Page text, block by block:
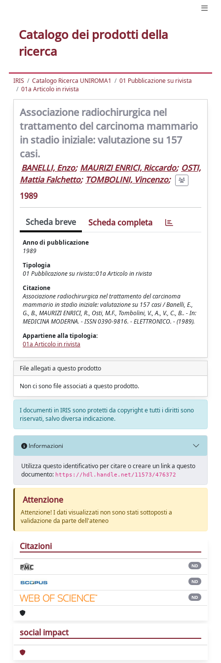
Catalogo dei prodotti della
ricerca
IRIS Catalogo Ricerca UNIROMA1
01 Pubblicazione su rivista
01a Articolo in rivista
Associazione radiochirurgica nel
trattamento del carcinoma mammario
in stadio iniziale: valutazione su 157
casi.
BANELLI, Enzo; MAURIZI ENRICI, Riccardo; OSTI,
Mattia Falchetto; TOMBOLINI, Vincenzo;
1989
Scheda breve Scheda completa
Anno di pubblicazione
1989
Tipologia
01 Pubblicazione su rivista::01a Articolo in rivista
Citazione
Associazione radiochirurgica nel trattamento del carcinoma
mammario in stadio iniziale: valutazione su 157 casi / Banelli, E.,
G., B., MAURIZI ENRICI, R., Osti, M.F., Tombolini, V., A., V., C., B.. - In:
MEDICINA MODERNA. - ISSN 0390-9816. - ELETTRONICO. - (1989).
Appartiene alla tipologia:
01a Articolo in rivista
File allegati a questo prodotto
Non ci sono file associati a questo prodotto.
I documenti in IRIS sono protetti da copyright e tutti i diritti sono
riservati, salvo diversa indicazione.
Informazioni
Utilizza questo identificativo per citare o creare un link a questo
documento: https://hdl.handle.net/11573/476372
Attenzione
Attenzione! I dati visualizzati non sono stati sottoposti a
validazione da parte dell'ateneo
Citazioni
ND
ND
ND
social impact